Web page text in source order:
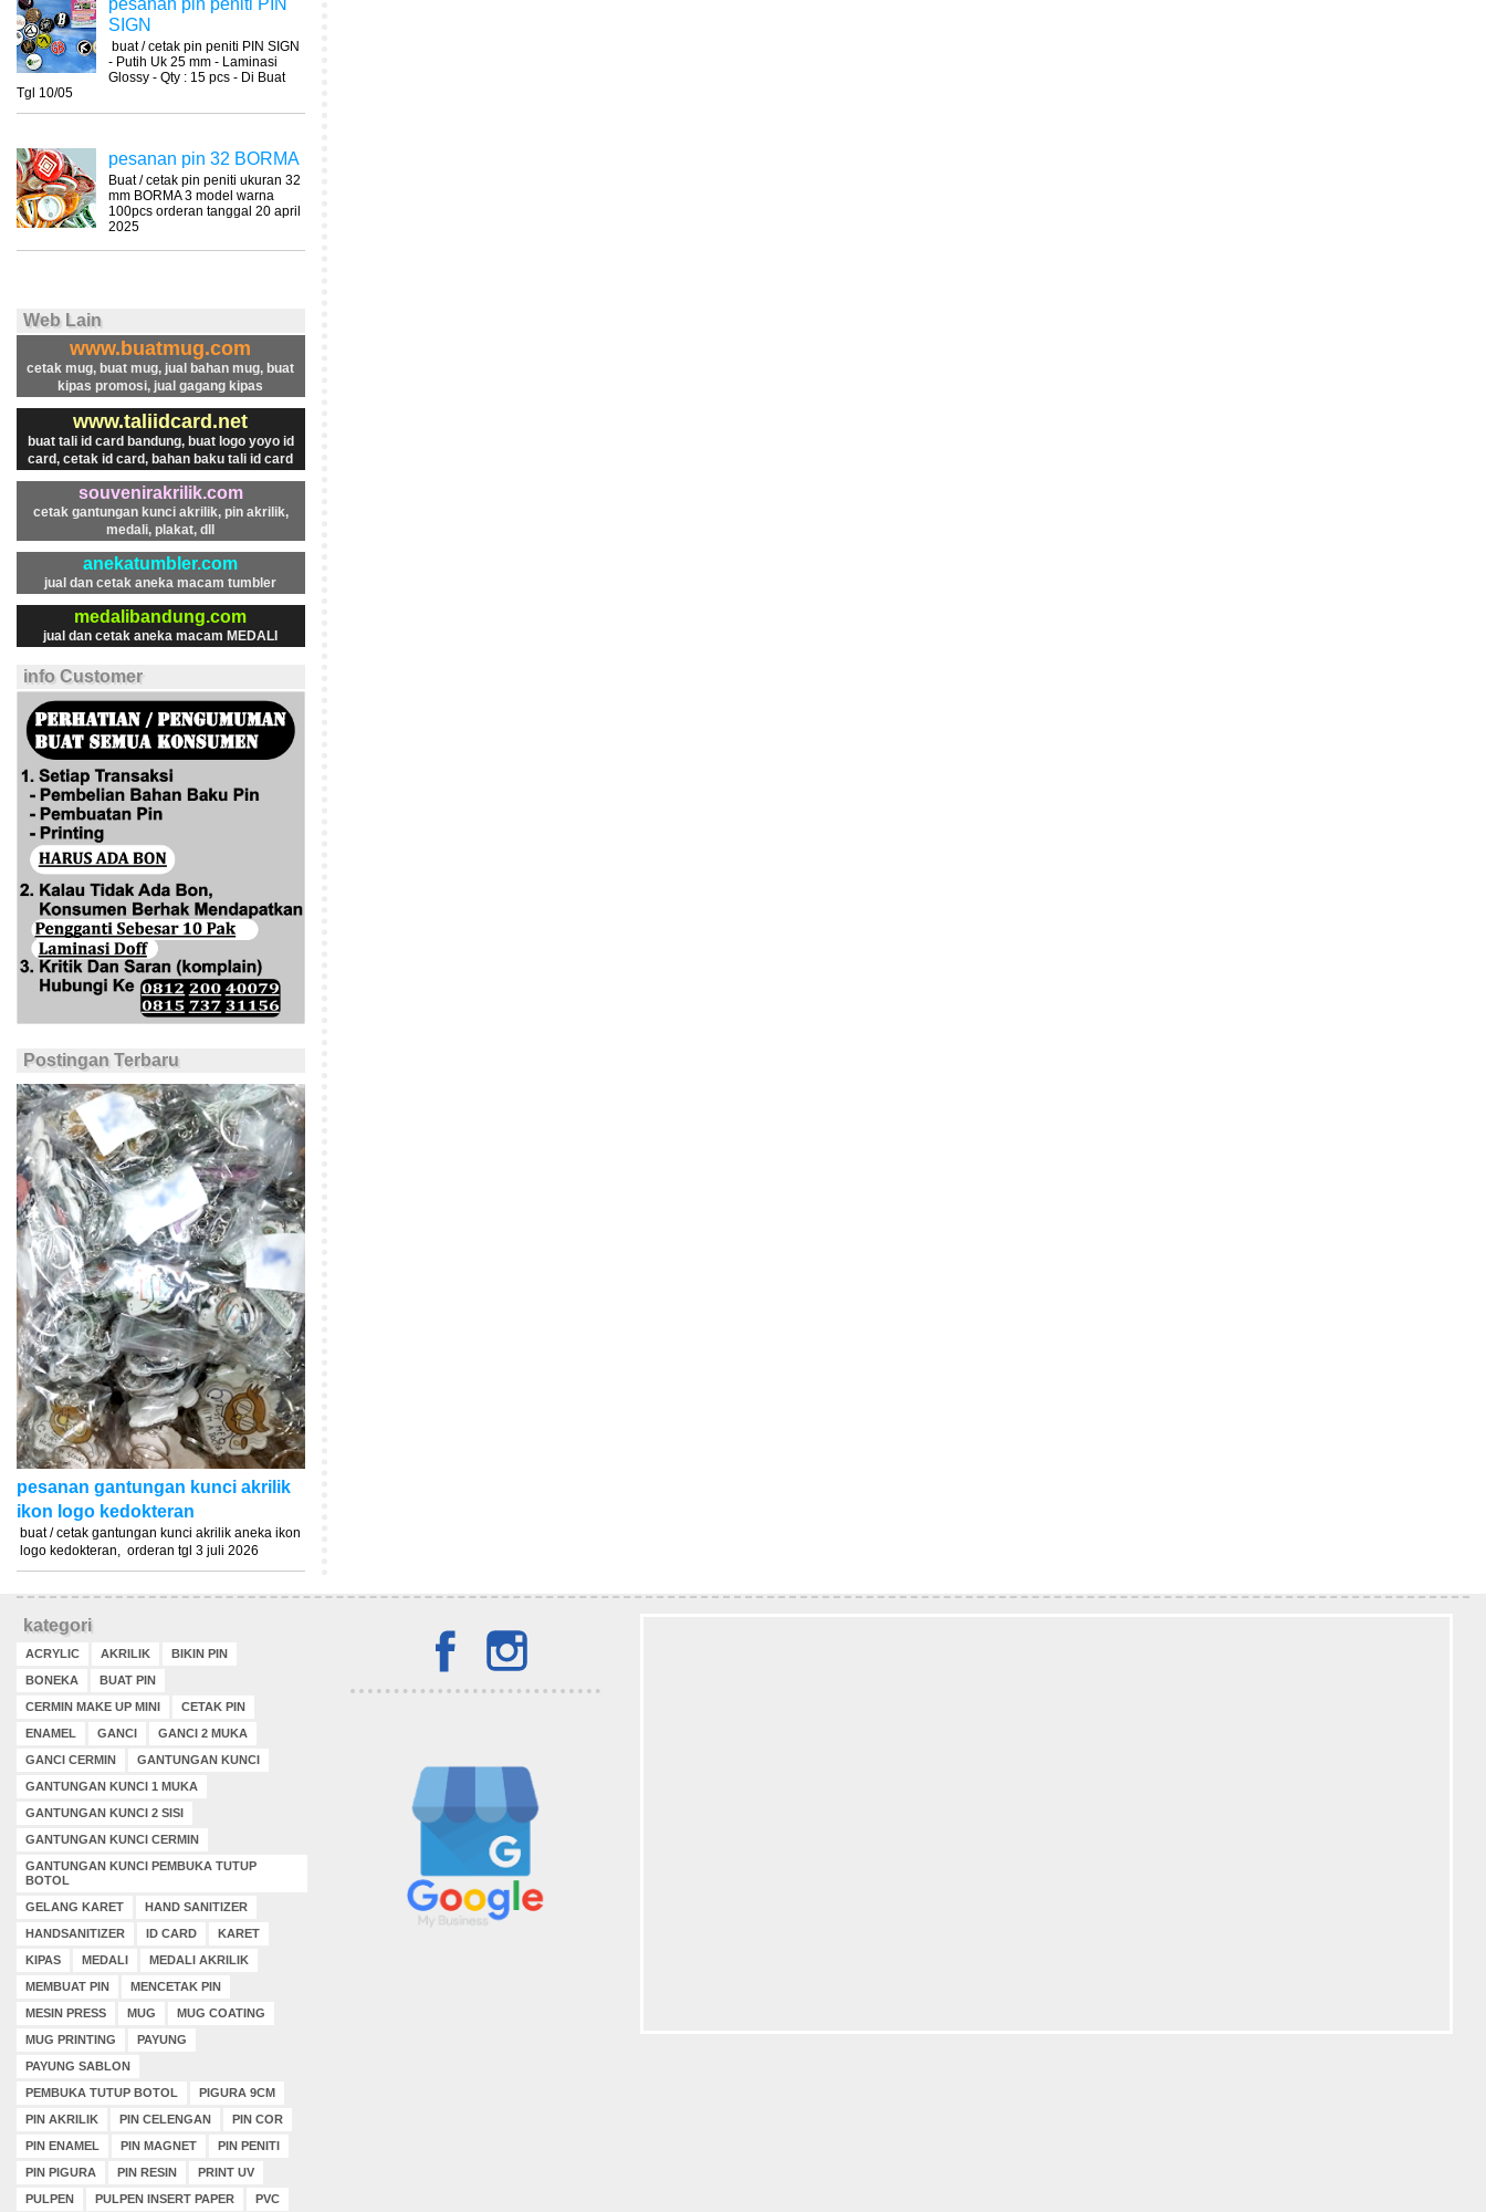
SIGN
buat / cetak pin peniti PIN SIGN
- Putih Uk 25 mm - Laminasi
Glossy - Qty : 15 pcs - Di Buat
Tgl 10/05
pesanan pin 32 BORMA
Buat / cetak pin peniti ukuran 32
mm BORMA 3 model warna
100pcs orderan tanggal 20 april
2025
Web Lain
www.buatmug.com
cetak mug, buat mug, jual bahan mug, buat
kipas promosi, jual gagang kipas
www.taliidcard.net
buat tali id card bandung, buat logo yoyo id
card, cetak id card, bahan baku tali id card
souvenirakrilik.com
cetak gantungan kunci akrilik, pin akrilik,
medali, plakat, dll
anekatumbler.com
jual dan cetak aneka macam tumbler
medalibandung.com
jual dan cetak aneka macam MEDALI
info Customer
Postingan Terbaru
pesanan gantungan kunci akrilik
ikon logo kedokteran
buat / cetak gantungan kunci akrilik aneka ikon
logo kedokteran, orderan tgl 3 juli 2026
kategori
ACRYLIC AKRILIK
BIKIN PIN
BONEKA
BUAT PIN
CERMIN MAKE UP MINI
CETAK PIN
ENAMEL
GANCI
GANCI 2 MUKA
GANCI CERMIN
GANTUNGAN KUNCI
GANTUNGAN KUNCI 1 MUKA
GANTUNGAN KUNCI 2 SISI
GANTUNGAN KUNCI CERMIN
GANTUNGAN KUNCI PEMBUKA TUTUP
BOTOL
GELANG KARET
HAND SANITIZER
HANDSANITIZER
ID CARD
KARET
KIPAS
MEDALI
MEDALI AKRILIK
MEMBUAT PIN
MENCETAK PIN
MESIN PRESS
MUG
MUG COATING
MUG PRINTING
PAYUNG
PAYUNG SABLON
PEMBUKA TUTUP BOTOL
PIGURA 9CM
PIN AKRILIK
PIN CELENGAN
PIN COR
PIN ENAMEL
PIN MAGNET
PIN PENITI
PIN PIGURA
PIN RESIN
PRINT UV
PULPEN
PULPEN INSERT PAPER PVC